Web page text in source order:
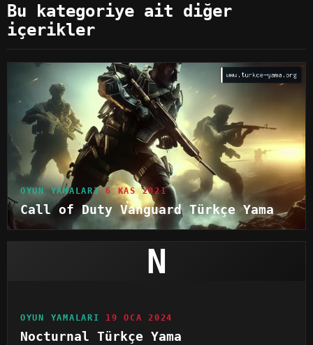
Bu kategoriye ait diğer
içerikler
OYUN YAMALARI 6 KAS 2021
Call of Duty Vanguard Türkçe Yama
N
OYUN YAMALARI 19 OCA 2024
Nocturnal Türkçe Yama